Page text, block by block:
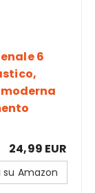
6
24,99 EUR
Amazon